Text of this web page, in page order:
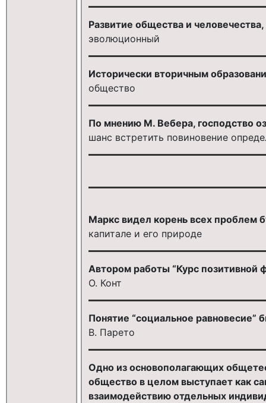
Развитие общества и человечества,
эволюционный
Исторически вторичным
общество
По мнению М. Вебера, господство
шанс встретить повиновение
Маркс видел корень всех проблем
капитале и его природе
Автором работы “Курс позитивной
О. Конт
Понятие “социальное равновесие”
В. Парето
Одно из основополагающих
общество в целом выступает как
взаимодействию отдельных